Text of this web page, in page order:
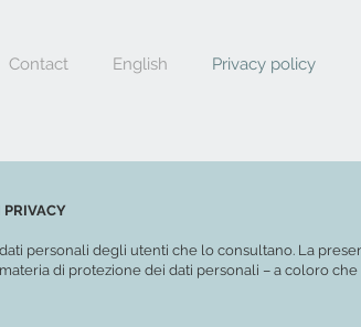
Contact English Privacy policy
PRIVACY
personali degli utenti che lo consultano. La
di protezione dei dati personali – a coloro che